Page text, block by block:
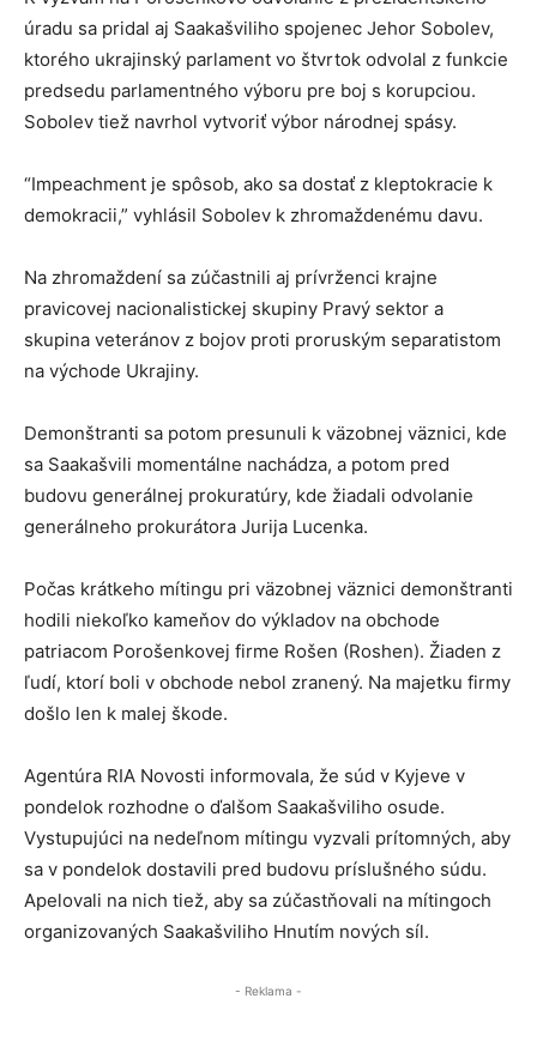
úradu sa pridal aj Saakašviliho spojenec Jehor Sobolev,
ktorého ukrajinský parlament vo štvrtok odvolal z funkcie
predsedu parlamentného výboru pre boj s korupciou.
Sobolev tiež navrhol vytvoriť výbor národnej spásy.
“Impeachment je spôsob, ako sa dostať z kleptokracie k
demokracii,” vyhlásil Sobolev k zhromaždenému davu.
Na zhromaždení sa zúčastnili aj prívrženci krajne
pravicovej nacionalistickej skupiny Pravý sektor a
skupina veteránov z bojov proti proruským separatistom
na východe Ukrajiny.
Demonštranti sa potom presunuli k väzobnej väznici, kde
sa Saakašvili momentálne nachádza, a potom pred
budovu generálnej prokuratúry, kde žiadali odvolanie
generálneho prokurátora Jurija Lucenka.
Počas krátkeho mítingu pri väzobnej väznici demonštranti
hodili niekoľko kameňov do výkladov na obchode
patriacom Porošenkovej firme Rošen (Roshen). Žiaden z
ľudí, ktorí boli v obchode nebol zranený. Na majetku firmy
došlo len k malej škode.
Agentúra RIA Novosti informovala, že súd v Kyjeve v
pondelok rozhodne o ďalšom Saakašviliho osude.
Vystupujúci na nedeľnom mítingu vyzvali prítomných, aby
sa v pondelok dostavili pred budovu príslušného súdu.
Apelovali na nich tiež, aby sa zúčastňovali na mítingoch
organizovaných Saakašviliho Hnutím nových síl.
- Reklama -